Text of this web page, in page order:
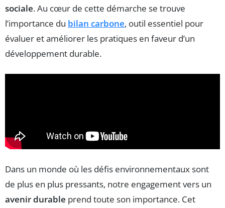
sociale. Au cœur de cette démarche se trouve
l’importance du bilan carbone, outil essentiel pour
évaluer et améliorer les pratiques en faveur d’un
développement durable.
Dans un monde où les défis environnementaux sont
de plus en plus pressants, notre engagement vers un
avenir durable prend toute son importance. Cet